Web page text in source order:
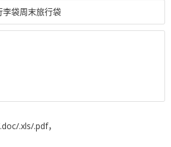
.xls/.pdf，